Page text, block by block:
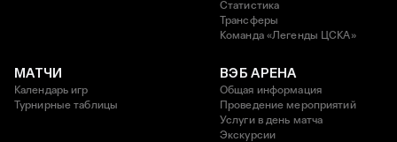
Статистика
Трансферы
Команда «Легенды ЦСКА»
МАТЧИ
Календарь игр
Турнирные таблицы
ВЭБ АРЕНА
Общая информация
Проведение мероприятий
Услуги в день матча
Экскурсии